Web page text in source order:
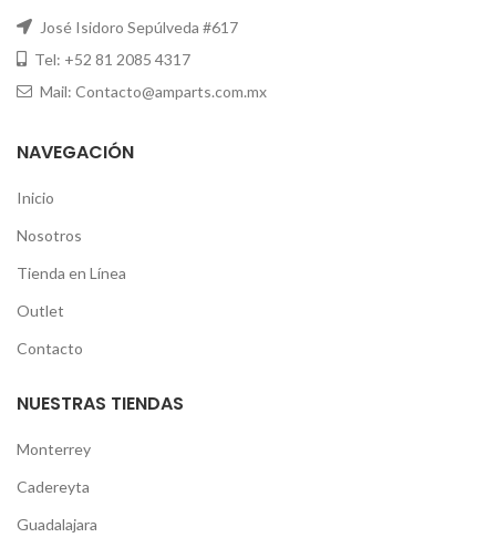
José Isidoro Sepúlveda #617
Tel: +52 81 2085 4317
Mail: Contacto@amparts.com.mx
NAVEGACIÓN
Inicio
Nosotros
Tienda en Línea
Outlet
Contacto
NUESTRAS TIENDAS
Monterrey
Cadereyta
Guadalajara